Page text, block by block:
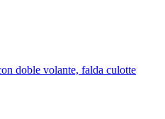
doble volante, falda culotte